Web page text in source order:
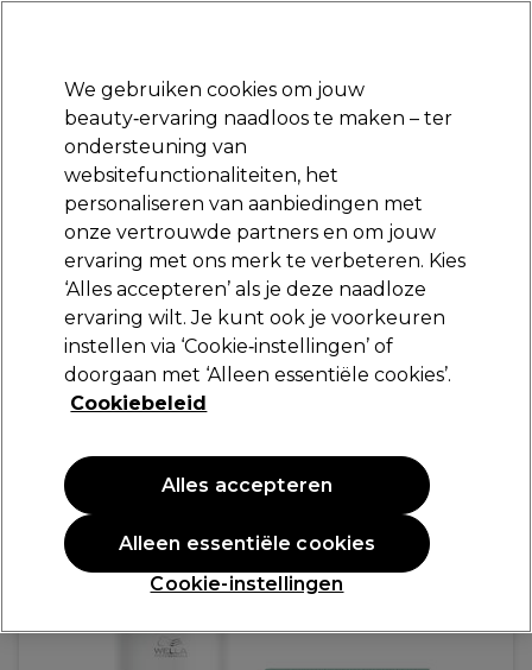
Aanmelden
Merken Deals Haar Elektra
Volgende dag geleverd*
Na verzending, maandag t/m vrijdag
Wella Professionals
Wella NutriCurls Cleansing Conditioner 1l
51,00 €
PROMOTIE
We gebruiken cookies om jouw
beauty‑ervaring naadloos te maken – ter
ondersteuning van
websitefunctionaliteiten, het
personaliseren van aanbiedingen met
onze vertrouwde partners en om jouw
ervaring met ons merk te verbeteren. Kies
‘Alles accepteren’ als je deze naadloze
ervaring wilt. Je kunt ook je voorkeuren
instellen via ‘Cookie‑instellingen’ of
doorgaan met ‘Alleen essentiële cookies’.
Cookiebeleid
Cookie-instellingen
Alleen essentiële cookies
Alles accepteren